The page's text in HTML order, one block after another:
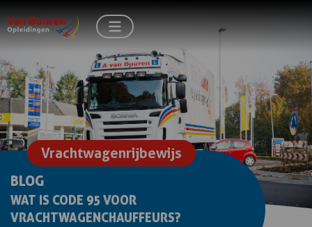
Vrachtwagenrijbewijs
BLOG
WAT IS CODE 95 VOOR
VRACHTWAGENCHAUFFEURS?